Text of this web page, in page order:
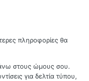
πληροφορίες θα
στους ώμους σου.
για δελτία τύπου,